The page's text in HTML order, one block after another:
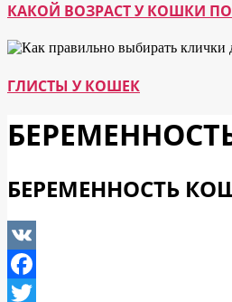
КАКОЙ ВОЗРАСТ У КОШКИ
ГЛИСТЫ У КОШЕК
БЕРЕМЕННОСТЬ
VK
Facebook